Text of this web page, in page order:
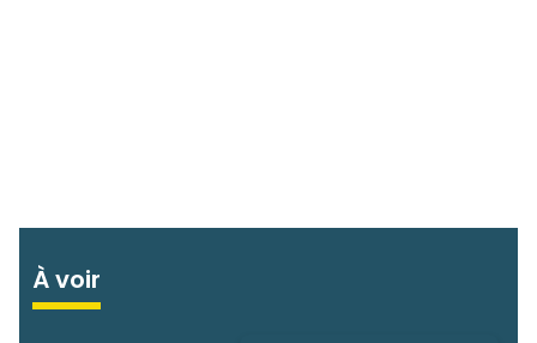
À voir